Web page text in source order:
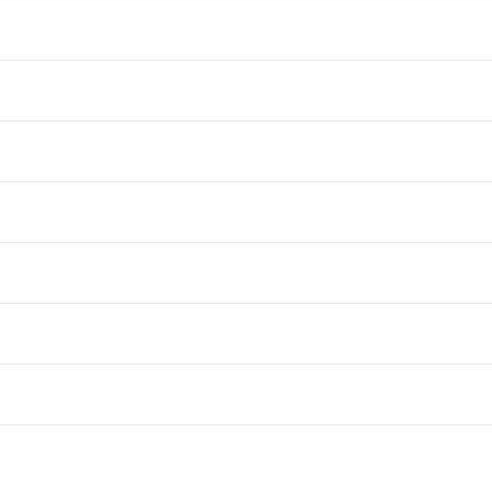
ideal para quienes buscan
de vida, sean viajes
que destacan en su